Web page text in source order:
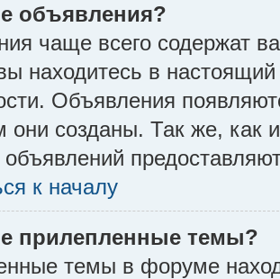
объявления?
чаще всего содержат
находитесь в
Объявления
они созданы. Так же,
объявлений
к началу
прилепленные темы?
темы в форуме